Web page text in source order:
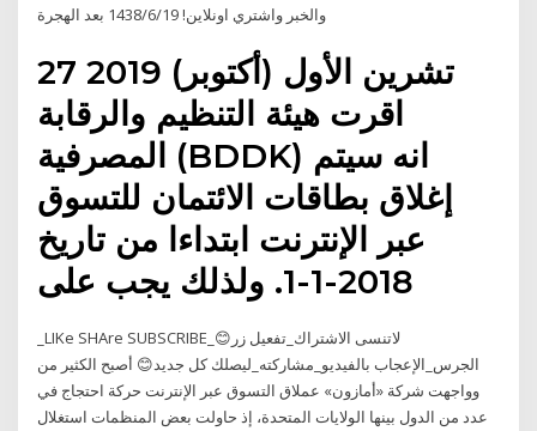
والخبر واشتري اونلاين! 19‏‏/6‏‏/1438 بعد الهجرة
27 تشرين الأول (أكتوبر) 2019
اقرت هيئة التنظيم والرقابة
المصرفية (BDDK) انه سيتم
إغلاق بطاقات الائتمان للتسوق
عبر الإنترنت ابتداءا من تاريخ
_LIKe SHAre SUBSCRIBE_😊لاتنسى الاشتراك_تفعيل زر
الجرس_الإعجاب بالفيديو_مشاركته_ليصلك كل جديد😊 أصبح الكثير من
وواجهت شركة «أمازون» عملاق التسوق عبر الإنترنت حركة احتجاج في
عدد من الدول بينها الولايات المتحدة، إذ حاولت بعض المنظمات استغلال